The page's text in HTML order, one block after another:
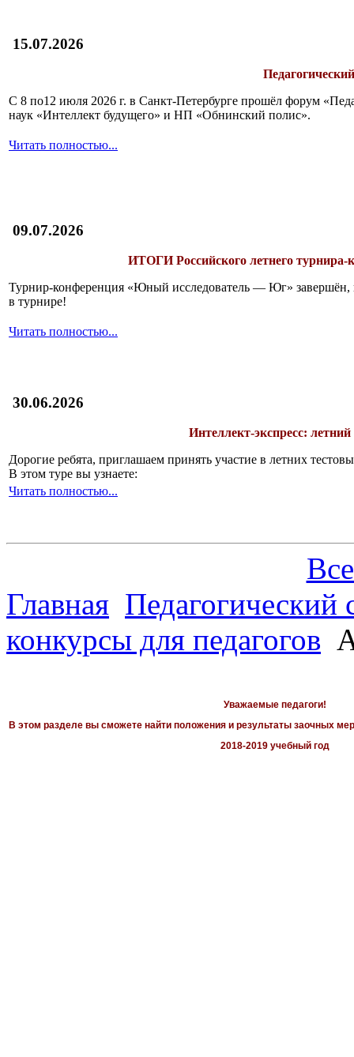
15.07.2026
С 8 по12 июля 2026 г. в Санкт-Петербурге прошёл форум
наук «Интеллект будущего» и НП «Обнинский полис».
Читать полностью...
09.07.2026
ИТОГИРоссийского летнего
Турнир-конференция «Юный исследователь — Юг» завершён,
в турнире!
Читать полностью...
30.06.2026
Интеллект-экспресс: летний
Дорогие ребята, приглашаем принять участие в летних
В этом туре вы узнаете:
Читать полностью...
Главная
конкурсы для педагогов
Уважаемые педагоги!
В этом разделе вы сможете найти положения и результаты заочных
2018-2019 учебный год